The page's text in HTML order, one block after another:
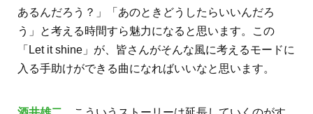
あるんだろう？」「あのときどうしたらいいんだろ
う」と考える時間すら魅力になると思います。この
「Let it shine」が、皆さんがそんな風に考えるモードに
入る手助けができる曲になればいいなと思います。